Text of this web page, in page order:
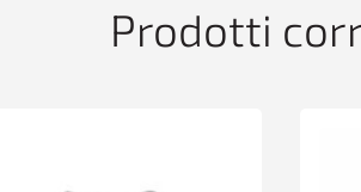
Prodotti